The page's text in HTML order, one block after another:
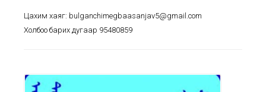
Цахим хаяг: bulganchimegbaasanjav5@gmail.com
Холбоо барих дугаар 95480859